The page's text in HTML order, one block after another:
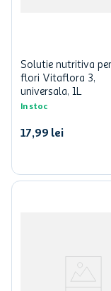
Solutie nutritiva
flori Vitaflora 3,
universala, 1L
In stoc
17,99 lei